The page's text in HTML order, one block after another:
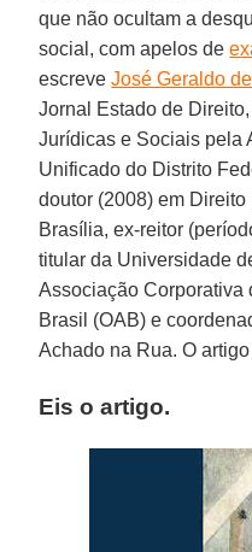
que não ocultam a
social, com apelos de
escreveJosé Geraldo
Jornal Estado de
Jurídicas e Sociais pela
Unificado do Distrito
doutor (2008) em
Brasília, ex-reitor
titular da Universidade
Associação Corporativa
Brasil (OAB) e
Achado na Rua. O
Eis o artigo.